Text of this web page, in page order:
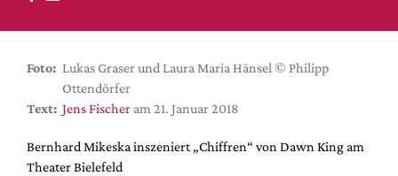
DdB-map
Premierensuche
Festival-Planer
Alle Hefte
Foto: Lukas Graser und Laura Maria Hänsel © Philipp
Ottendörfer
Text: Jens Fischer am 21. Januar 2018
Bernhard Mikeska inszeniert „Chiffren“ von Dawn King am
Theater Bielefeld